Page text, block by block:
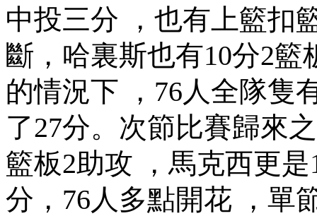
中投三分 ，也有上籃
斷，哈裏斯也有10分2
的情況下 ，76人全隊隻
了27分 。次節比賽歸來
籃板2助攻 ，馬克西更
分，76人多點開花 ，單